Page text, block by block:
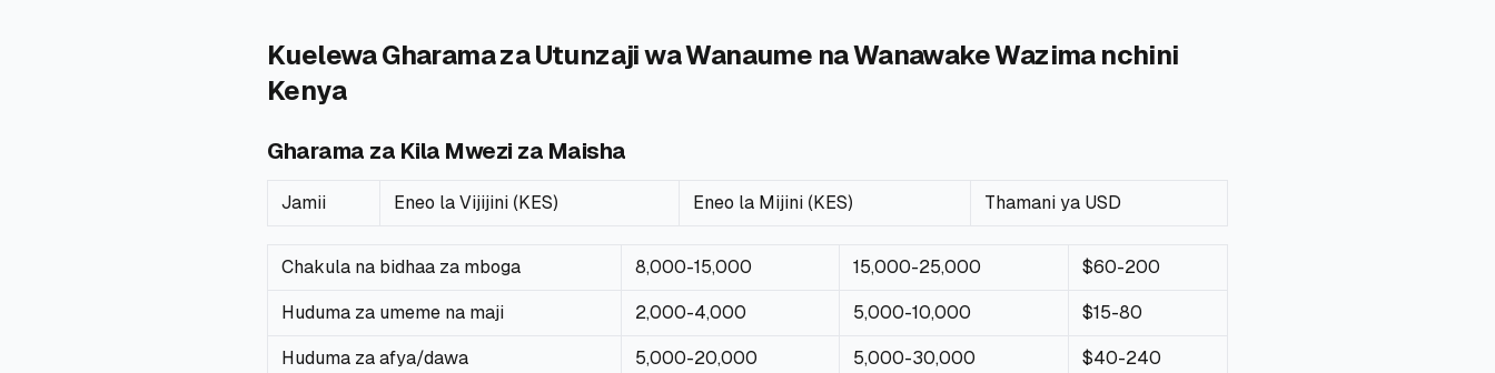
Kuelewa Gharama za Utunzaji wa Wanaume na Wanawake Wazima nchini
Kenya
Gharama za Kila Mwezi za Maisha
Jamii Eneo la Vijijini (KES) Eneo la Mijini (KES) Thamani ya USD
Chakula na bidhaa za mboga 8,000-15,000 15,000-25,000 $60-200
Huduma za umeme na maji 2,000-4,000 5,000-10,000 $15-80
Huduma za afya/dawa 5,000-20,000 5,000-30,000 $40-240